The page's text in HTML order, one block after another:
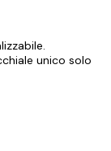
unico solo